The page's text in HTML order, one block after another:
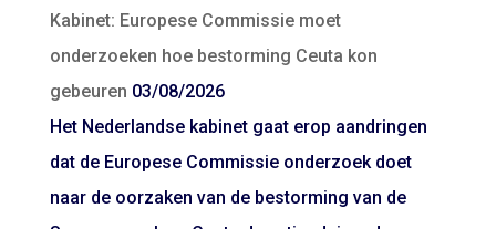
Kabinet: Europese Commissie moet
onderzoeken hoe bestorming Ceuta kon
gebeuren 03/08/2026
Het Nederlandse kabinet gaat erop aandringen
dat de Europese Commissie onderzoek doet
naar de oorzaken van de bestorming van de